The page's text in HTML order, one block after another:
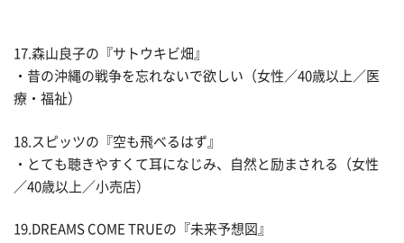
17.森山良子の『サトウキビ畑』
・昔の沖縄の戦争を忘れないで欲しい（女性／40歳以上／医
療・福祉）
18.スピッツの『空も飛べるはず』
・とても聴きやすくて耳になじみ、自然と励まされる（女性
／40歳以上／小売店）
19.DREAMS COME TRUEの『未来予想図』